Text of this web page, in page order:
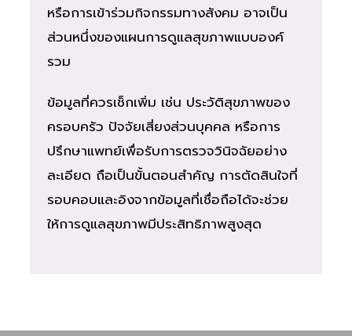
หรือการเข้าร่วมกิจกรรมทางสังคม อาจเป็น
ส่วนหนึ่งของแผนการดูแลสุขภาพแบบองค์
รวม
ข้อมูลที่ควรเช็กเพิ่ม เช่น ประวัติสุขภาพของ
ครอบครัว ปัจจัยเสี่ยงส่วนบุคคล หรือการ
ปรึกษาแพทย์เพื่อรับการตรวจวินิจฉัยอย่าง
ละเอียด ถือเป็นขั้นตอนสำคัญ การตัดสินใจที่
รอบคอบและอิงจากข้อมูลที่เชื่อถือได้จะช่วย
ให้การดูแลสุขภาพมีประสิทธิภาพสูงสุด